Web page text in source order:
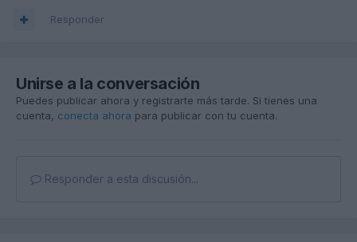
Responder
Unirse a la conversación
Puedes publicar ahora y registrarte más tarde. Si tienes una
cuenta, conecta ahora para publicar con tu cuenta.
Responder a esta discusión...